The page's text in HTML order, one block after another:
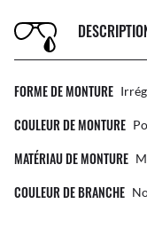
FORME DE MONTURE
COULEUR DE MONTURE
MATÉRIAU DE MONTURE
COULEUR DE BRANCHE